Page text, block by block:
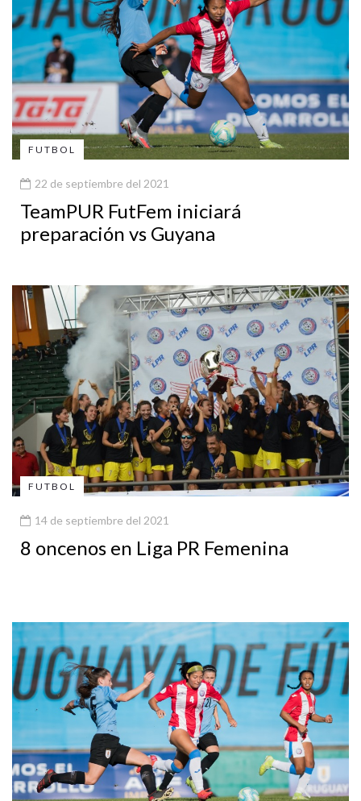
FUTBOL
22 de septiembre del 2021
TeamPUR FutFem iniciará
preparación vs Guyana
FUTBOL
14 de septiembre del 2021
8 oncenos en Liga PR Femenina